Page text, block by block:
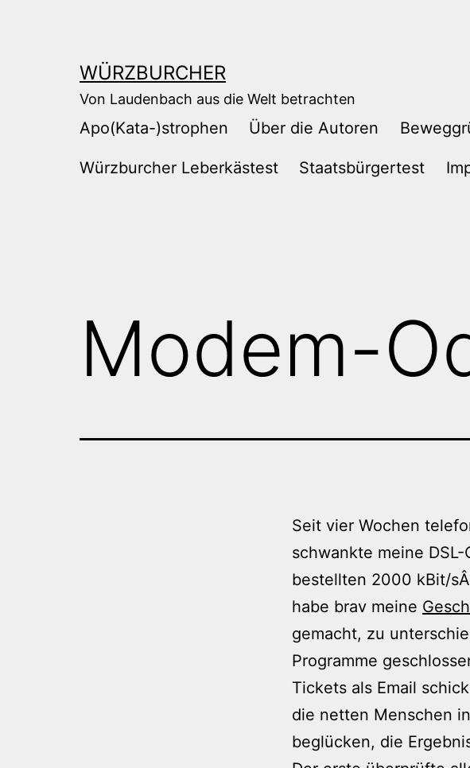
WÜRZBURCHER
Von Laudenbach aus die Welt betrachten
Apo(Kata-)strophen Über die Autoren
Würzburcher Leberkästest Staatsbürgertest
Modem-
Seit vier Wochen
schwankte meine
bestellten 2000 kBit/
habe brav meine
gemacht, zu
Programme
Tickets als Email
die netten Menschen
beglücken, die